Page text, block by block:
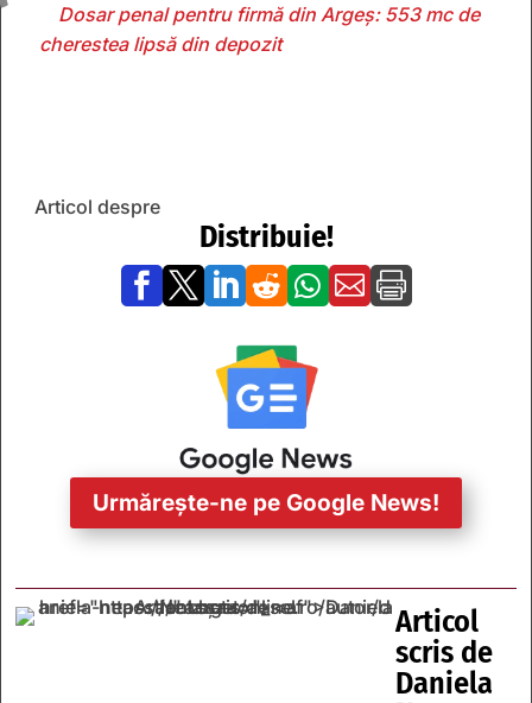
Dosar penal pentru firmă din Argeș: 553 mc de
cherestea lipsă din depozit
Articol despre
Distribuie!
      
Urmărește-ne pe Google News!
Articol
scris de
Daniela